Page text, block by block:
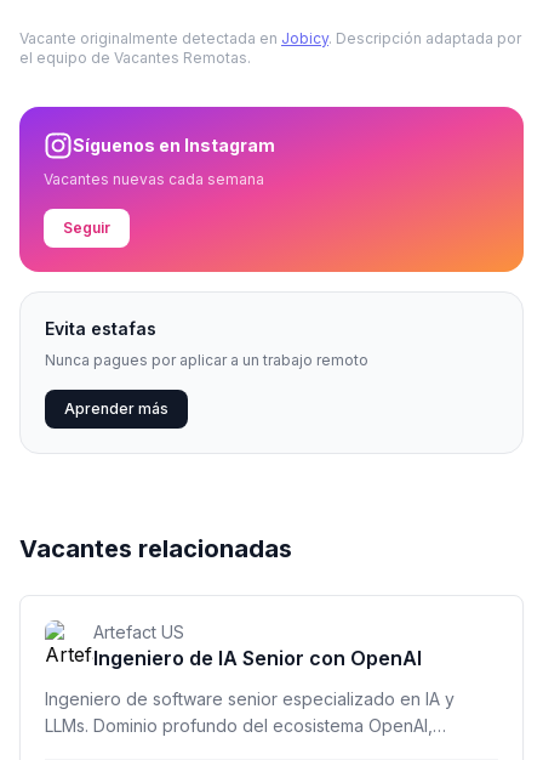
Vacante originalmente detectada en Jobicy. Descripción adaptada por
el equipo de Vacantes Remotas.
Síguenos en Instagram
Vacantes nuevas cada semana
Seguir
Evita estafas
Nunca pagues por aplicar a un trabajo remoto
Aprender más
Vacantes relacionadas
Artefact US
Ingeniero de IA Senior con OpenAI
Ingeniero de software senior especializado en IA y
LLMs. Dominio profundo del ecosistema OpenAI,